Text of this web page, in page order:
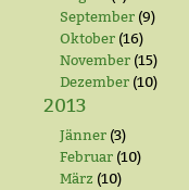
September (9)
Oktober (16)
November (15)
Dezember (10)
2013
Jänner (3)
Februar (10)
März (10)